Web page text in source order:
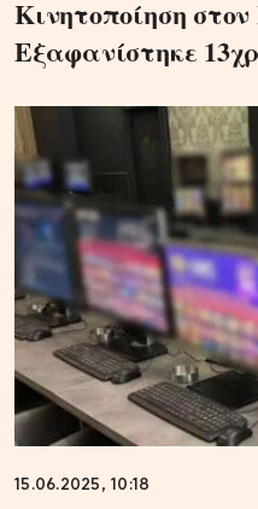
Κινητοποίηση
Εξαφανίστηκε
15.06.2025, 10:18